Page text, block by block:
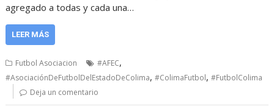
agregado a todas y cada una…
LEER MÁS
Futbol Asociacion #AFEC,
#AsociaciónDeFutbolDelEstadoDeColima,#ColimaFutbol,#FutbolColima
Deja un comentario